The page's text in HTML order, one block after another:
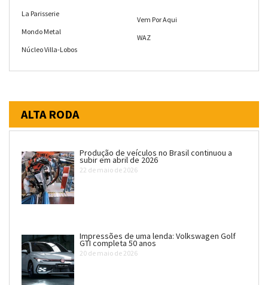
La Parisserie
Mondo Metal
Núcleo Villa-Lobos
Vem Por Aqui
WAZ
ALTA RODA
Produção de veículos no Brasil continuou a
subir em abril de 2026
22 de maio de 2026
Impressões de uma lenda: Volkswagen Golf
GTI completa 50 anos
20 de maio de 2026